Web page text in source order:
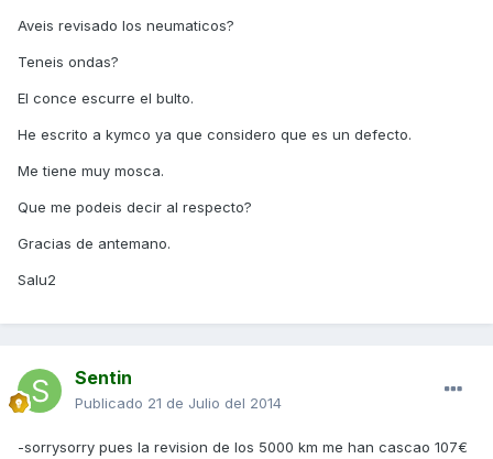
Aveis revisado los neumaticos?
Teneis ondas?
El conce escurre el bulto.
He escrito a kymco ya que considero que es un defecto.
Me tiene muy mosca.
Que me podeis decir al respecto?
Gracias de antemano.
Salu2
Sentin
Publicado 21 de Julio del 2014
-sorrysorry pues la revision de los 5000 km me han cascao 107€